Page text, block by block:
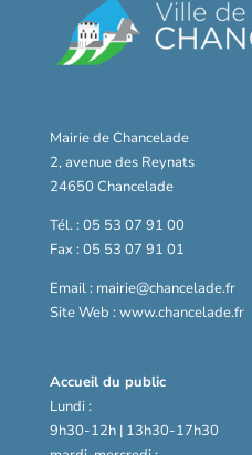
Mairie de Chancelade
2, avenue des Reynats
24650 Chancelade
Tél. : 05 53 07 91 00
Fax : 05 53 07 91 01
Email : mairie@chancelade.fr
Site Web : www.chancelade.fr
Accueil du public
Lundi :
9h30-12h | 13h30-17h30